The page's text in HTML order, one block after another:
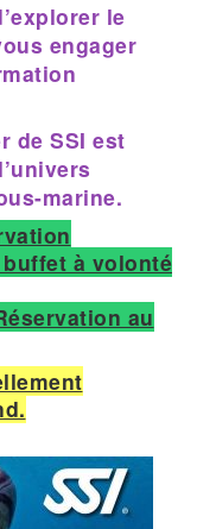
le
engager
de SSI est
marine.
à volonté
au